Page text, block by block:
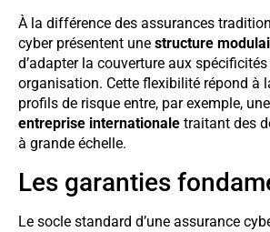
À la différence des assurances
cyber présentent une structure
d’adapter la couverture aux
organisation. Cette flexibilité répond à
profils de risque entre, par exemple, une
entreprise internationale traitant des
à grande échelle.
Les garanties
Le socle standard d’une assurance